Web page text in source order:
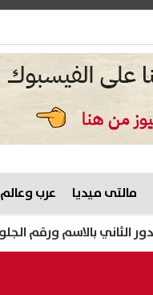
مالتى ميديا عرب وعالم